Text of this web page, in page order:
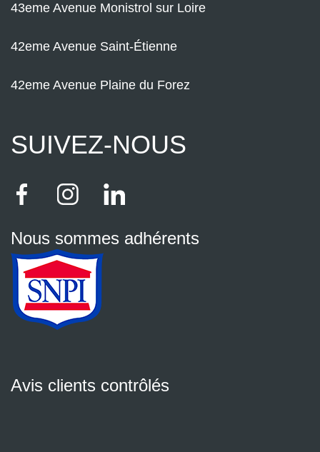
43eme Avenue Monistrol sur Loire
42eme Avenue Saint-Étienne
42eme Avenue Plaine du Forez
SUIVEZ-NOUS
Nous sommes adhérents
Avis clients contrôlés